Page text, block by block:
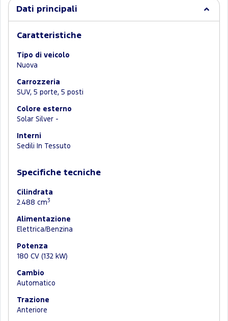
Dati principali
Caratteristiche
Tipo di veicolo
Nuova
Carrozzeria
SUV, 5 porte, 5 posti
Colore esterno
Solar Silver -
Interni
Sedili In Tessuto
Specifiche tecniche
Cilindrata
2.488 cm3
Alimentazione
Elettrica/Benzina
Potenza
180 CV (132 kW)
Cambio
Automatico
Trazione
Anteriore